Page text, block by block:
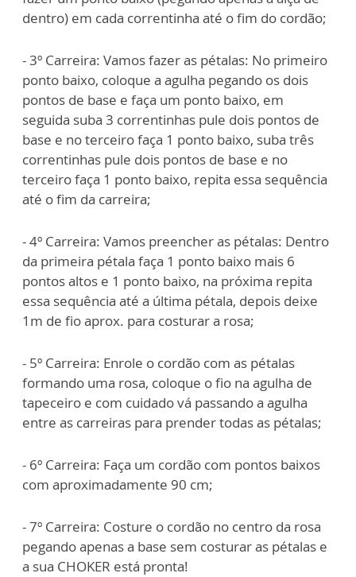
dentro) em cada correntinha até o fim do cordão;
- 3º Carreira: Vamos fazer as pétalas: No primeiro
ponto baixo, coloque a agulha pegando os dois
pontos de base e faça um ponto baixo, em
seguida suba 3 correntinhas pule dois pontos de
base e no terceiro faça 1 ponto baixo, suba três
correntinhas pule dois pontos de base e no
terceiro faça 1 ponto baixo, repita essa sequência
até o fim da carreira;
- 4º Carreira: Vamos preencher as pétalas: Dentro
da primeira pétala faça 1 ponto baixo mais 6
pontos altos e 1 ponto baixo, na próxima repita
essa sequência até a última pétala, depois deixe
1m de fio aprox. para costurar a rosa;
- 5º Carreira: Enrole o cordão com as pétalas
formando uma rosa, coloque o fio na agulha de
tapeceiro e com cuidado vá passando a agulha
entre as carreiras para prender todas as pétalas;
- 6º Carreira: Faça um cordão com pontos baixos
com aproximadamente 90 cm;
- 7º Carreira: Costure o cordão no centro da rosa
pegando apenas a base sem costurar as pétalas e
a sua CHOKER está pronta!